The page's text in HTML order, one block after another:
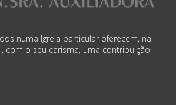
numa Igreja particular oferecem, na
com o seu carisma, uma contribuição